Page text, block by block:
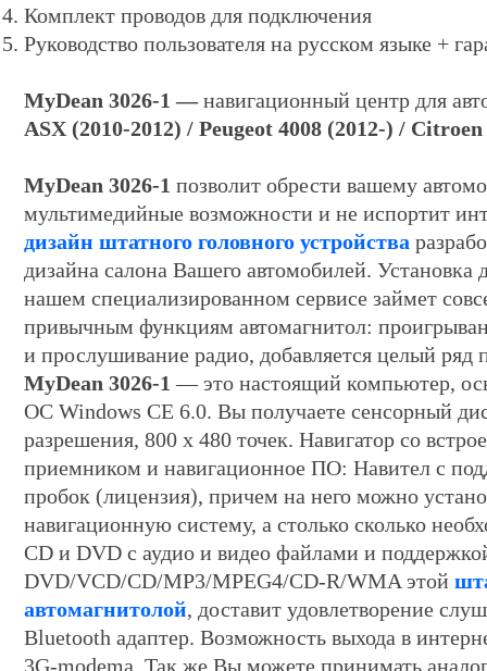
Комплект проводов для подключения
Руководство пользователя на русском языке +
MyDean 3026-1—навигационный центр для
ASX (2010-2012) / Peugeot 4008 (2012-) /
MyDean 3026-1 позволит обрести вашему
мультимедийные возможности и не испортит
дизайн штатного головного устройства
дизайна салона Вашего автомобилей. Установка
нашем специализированном сервисе займет
привычным функциям автомагнитол:
и прослушивание радио, добавляется целый ряд
MyDean 3026-1 — это настоящий компьютер,
ОС Windows CE 6.0. Вы получаете сенсорный
разрешения, 800 х 480 точек. Навигатор со
приемником и навигационное ПО: Навител с
пробок (лицензия), причем на него можно
навигационную систему, а столько сколько
CD и DVD с аудио и видео файлами и
DVD/VCD/CD/MP3/MPEG4/CD-R/WMA этой
автомагнитолой, доставит удовлетворение
Bluetooth адаптер. Возможность выхода в
3G-modemа. Так же Вы можете принимать